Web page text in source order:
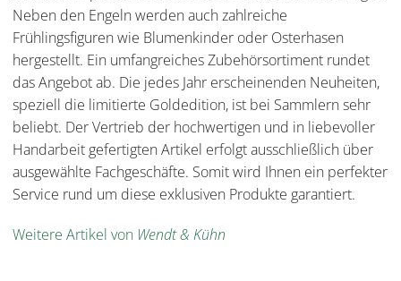
Neben den Engeln werden auch zahlreiche
Frühlingsfiguren wie Blumenkinder oder Osterhasen
hergestellt. Ein umfangreiches Zubehörsortiment rundet
das Angebot ab. Die jedes Jahr erscheinenden Neuheiten,
speziell die limitierte Goldedition, ist bei Sammlern sehr
beliebt. Der Vertrieb der hochwertigen und in liebevoller
Handarbeit gefertigten Artikel erfolgt ausschließlich über
ausgewählte Fachgeschäfte. Somit wird Ihnen ein perfekter
Service rund um diese exklusiven Produkte garantiert.
Weitere Artikel von Wendt & Kühn